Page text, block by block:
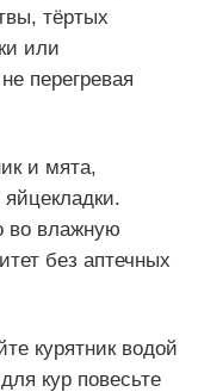
тёртых
или
перегревая
и мята,
во влажную
без аптечных
курятник водой
кур повесьте